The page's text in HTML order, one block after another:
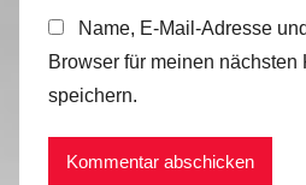
Name, E-Mail-Adresse
Browser für meinen nächsten
speichern.